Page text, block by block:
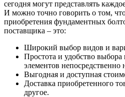
сегодня могут представлять
И можно точно говорить о том,
приобретения фундаментных
поставщика – это:
Широкий выбор видов и
Простота и удобство
элементов непосредственно
Выгодная и доступная
Доставка приобретенного
другое.